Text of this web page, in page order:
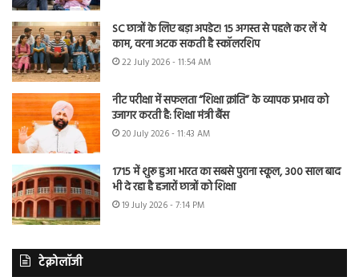
SC छात्रों के लिए बड़ा अपडेट! 15 अगस्त से पहले कर लें ये
काम, वरना अटक सकती है स्कॉलरशिप
22 July 2026 - 11:54 AM
नीट परीक्षा में सफलता “शिक्षा क्रांति” के व्यापक प्रभाव को
उजागर करती है: शिक्षा मंत्री बैंस
20 July 2026 - 11:43 AM
1715 में शुरू हुआ भारत का सबसे पुराना स्कूल, 300 साल बाद
भी दे रहा है हजारों छात्रों को शिक्षा
19 July 2026 - 7:14 PM
टेक्नोलॉजी